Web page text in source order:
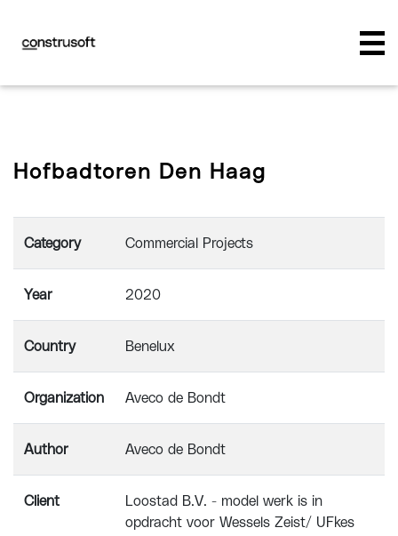
Hofbadtoren Den Haag
Category Commercial Projects
Year 2020
Country Benelux
Organization Aveco de Bondt
Author Aveco de Bondt
Client
Loostad B.V. - model werk is in
opdracht voor Wessels Zeist/ UFkes